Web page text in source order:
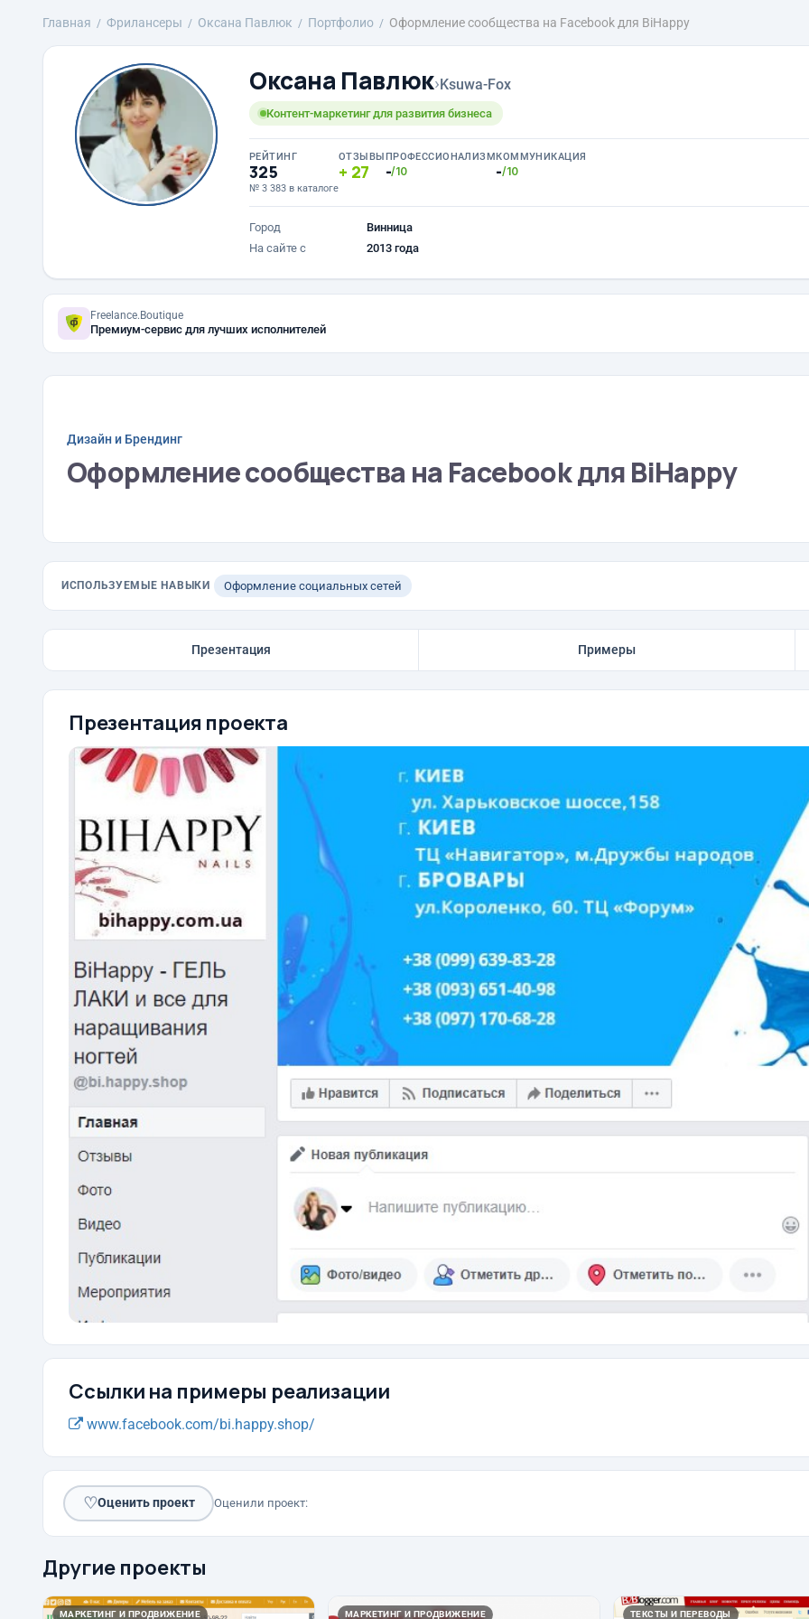
Главная Фрилансеры Оксана Павлюк Портфолио Оформление сообщества на Facebook для BiHappy
Оксана Павлюк›Ksuwa-Fox
Контент-маркетинг для развития бизнеса
РЕЙТИНГ
325
№ 3 383 в каталоге
ОТЗЫВЫ
27
ПРОФЕССИОНАЛИЗМ
-/10
КОММУНИКАЦИЯ
-/10
Город
Винница
На сайте с
2013 года
Freelance.Boutique
Премиум-сервис для лучших исполнителей
Дизайн и Брендинг
Оформление сообщества на Facebook для BiHappy
ИСПОЛЬЗУЕМЫЕ НАВЫКИ Оформление социальных сетей
Презентация Примеры
Презентация проекта
Ссылки на примеры реализации
www.facebook.com/bi.happy.shop/
♡Оценить проект Оценили проект:
Другие проекты
МАРКЕТИНГ И ПРОДВИЖЕНИЕ МАРКЕТИНГ И ПРОДВИЖЕНИЕ ТЕКСТЫ И ПЕРЕВОДЫ